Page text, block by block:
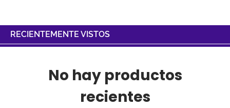
RECIENTEMENTE VISTOS
No hay productos
recientes